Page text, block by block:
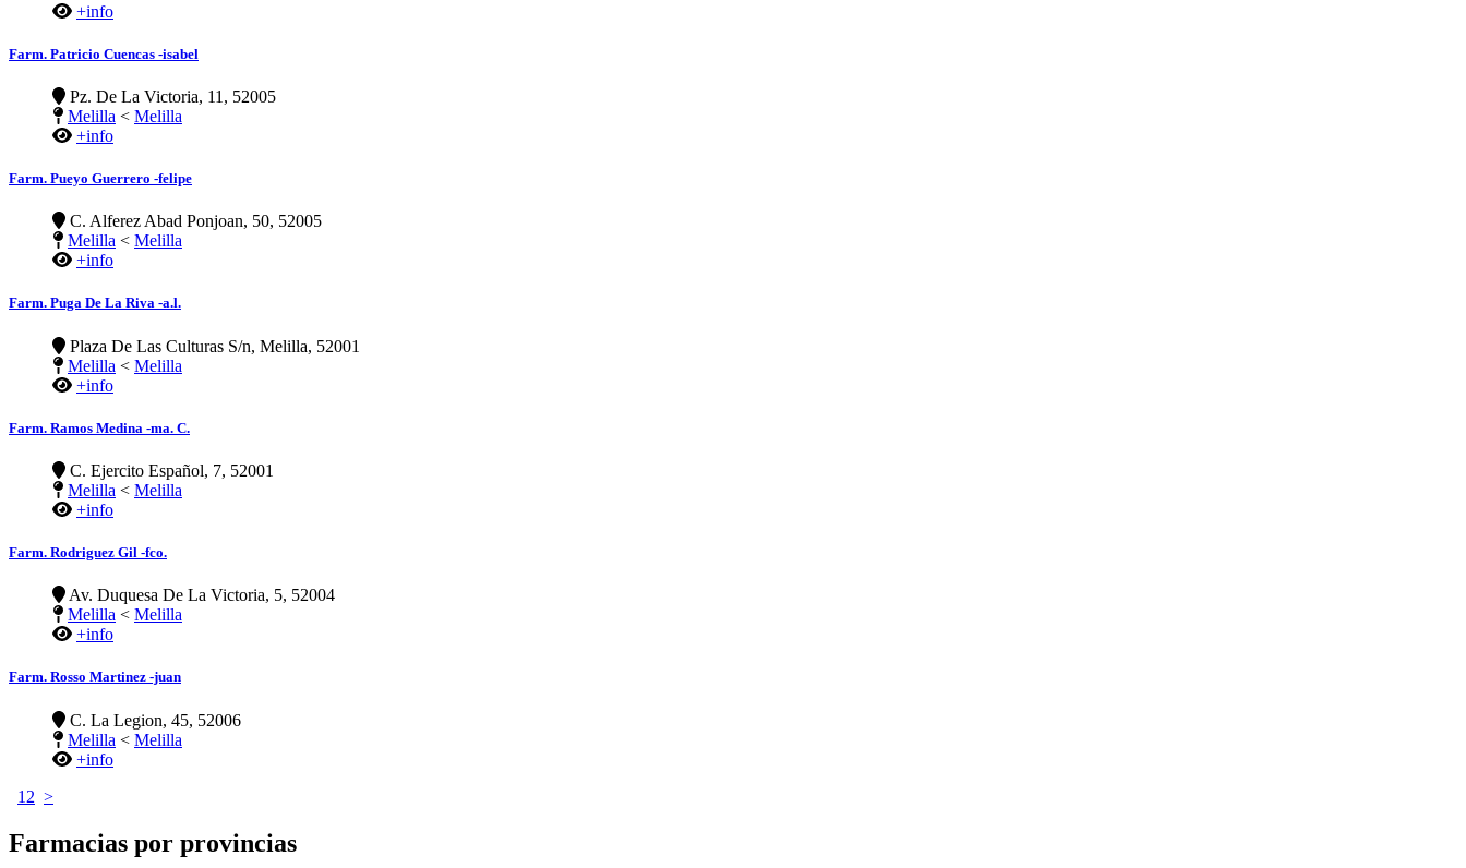
+info
Farm. Patricio Cuencas -isabel
Pz. De La Victoria, 11, 52005
Melilla < Melilla
+info
Farm. Pueyo Guerrero -felipe
C. Alferez Abad Ponjoan, 50, 52005
Melilla < Melilla
+info
Farm. Puga De La Riva -a.l.
Plaza De Las Culturas S/n, Melilla, 52001
Melilla < Melilla
+info
Farm. Ramos Medina -ma. C.
C. Ejercito Español, 7, 52001
Melilla < Melilla
+info
Farm. Rodriguez Gil -fco.
Av. Duquesa De La Victoria, 5, 52004
Melilla < Melilla
+info
Farm. Rosso Martinez -juan
C. La Legion, 45, 52006
Melilla < Melilla
+info
1 2 >
Farmacias por provincias